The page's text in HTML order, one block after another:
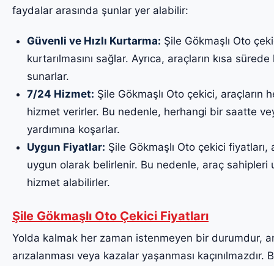
faydalar arasında şunlar yer alabilir:
Güvenli ve Hızlı Kurtarma: Şile Gökmaşlı Oto
kurtarılmasını sağlar. Ayrıca, araçların kısa
sunarlar.
7/24 Hizmet: Şile Gökmaşlı Oto çekici, araçların
hizmet verirler. Bu nedenle, herhangi bir saatte
yardımına koşarlar.
Uygun Fiyatlar: Şile Gökmaşlı Oto çekici
uygun olarak belirlenir. Bu nedenle, araç
hizmet alabilirler.
Şile Gökmaşlı Oto Çekici Fiyatları
Yolda kalmak her zaman istenmeyen bir durumdur,
arızalanması veya kazalar yaşanması